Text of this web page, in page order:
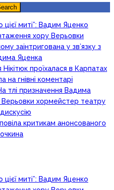
миті”: Вадим Яценко
хору Верьовки
заінтригована у зв’язку з
Яценка
проїхалася в Карпатах
на гнівні коментарі
тлі призначення Вадима
Верьовки хормейстер театру
критикам анонсованого
миті”: Вадим Яценко